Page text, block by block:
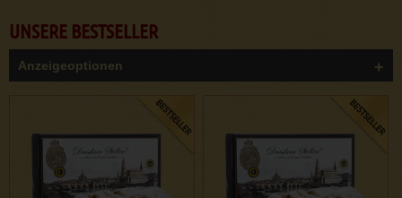
UNSERE BESTSELLER
Anzeigeoptionen